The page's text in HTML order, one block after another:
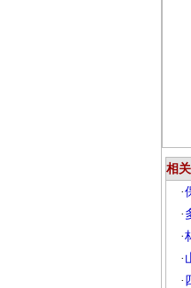
相
·
·
·
·
·